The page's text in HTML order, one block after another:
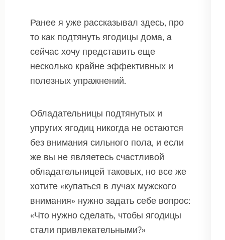
Ранее я уже рассказывал здесь, про
то как подтянуть ягодицы дома, а
сейчас хочу представить еще
несколько крайне эффективных и
полезных упражнений.
Обладательницы подтянутых и
упругих ягодиц никогда не остаются
без внимания сильного пола, и если
же вы не являетесь счастливой
обладательницей таковых, но все же
хотите «купаться в лучах мужского
внимания» нужно задать себе вопрос:
«Что нужно сделать, чтобы ягодицы
стали привлекательными?»